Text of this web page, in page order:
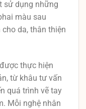
sử dụng những
màu sau
da, thân thiện
thực hiện
từ khâu tư vấn
quá trình vẽ tay
Mỗi nghệ nhân